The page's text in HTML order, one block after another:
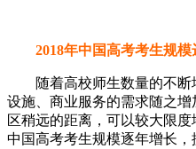
2018年中国高考考生规模
随着高校师生数量的不断
设施、商业服务的需求随之
区稍远的距离，可以较大限度
中国高考考生规模逐年增长